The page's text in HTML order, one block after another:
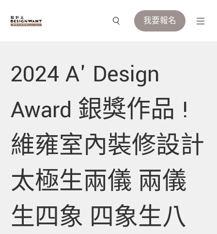
我要報名
2024 A' Design
Award 銀獎作品 !
維雍室內裝修設計
太極生兩儀 兩儀
生四象 四象生八